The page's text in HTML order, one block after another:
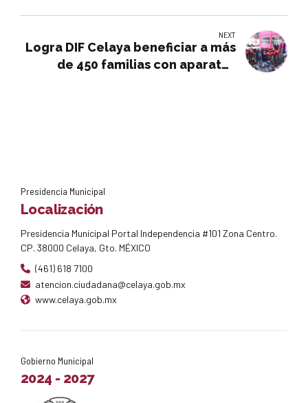
NEXT
Logra DIF Celaya beneficiar a más
de 450 familias con aparatos
Presidencia Municipal
Localización
Presidencia Municipal Portal Independencia #101 Zona Centro.
CP. 38000 Celaya, Gto. MÉXICO
(461) 618 7100
atencion.ciudadana@celaya.gob.mx
www.celaya.gob.mx
Gobierno Municipal
2024 - 2027